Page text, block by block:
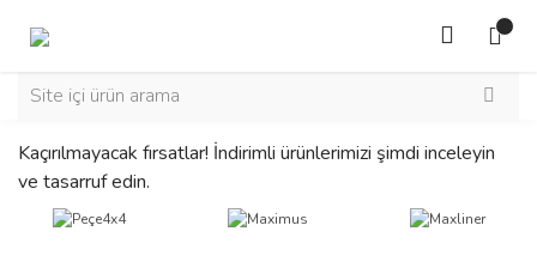
Kaçırılmayacak fırsatlar! İndirimli ürünlerimizi şimdi inceleyin
ve tasarruf edin.